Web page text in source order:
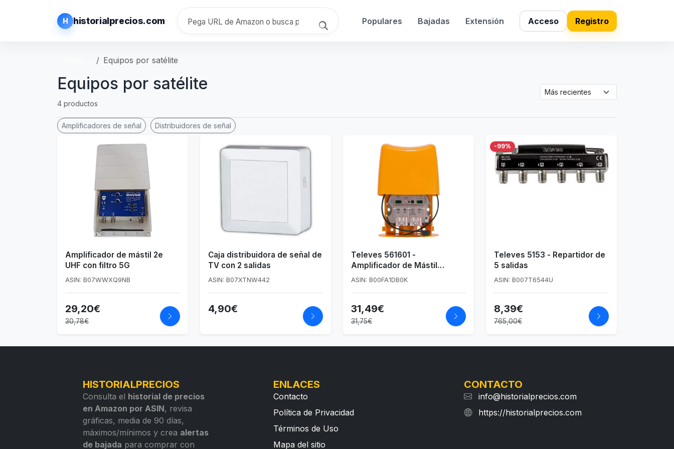
H historialprecios.com Populares Bajadas Extensión Acceso Registro
Equipos por satélite
Equipos por satélite
4 productos
Amplificadores de señal Distribuidores de señal
Amplificador de mástil 2e
UHF con filtro 5G
ASIN: B07WWXQ9NB
29,20€
30,78€
Caja distribuidora de señal de
TV con 2 salidas
ASIN: B07XTNW442
4,90€
Televes 561601 -
Amplificador de Mástil
NanoKom con Filtro LTE y
ASIN: B00FA1DB0K
31,49€
31,75€
-99%
Televes 5153 - Repartidor de
5 salidas
ASIN: B007T6544U
8,39€
765,00€
HISTORIALPRECIOS
Consulta el historial de precios
en Amazon por ASIN, revisa
gráficas, media de 90 días,
máximos/mínimos y crea alertas
de bajada para comprar con
ENLACES
Contacto
Política de Privacidad
Términos de Uso
Mapa del sitio
CONTACTO
info@historialprecios.com
https://historialprecios.com